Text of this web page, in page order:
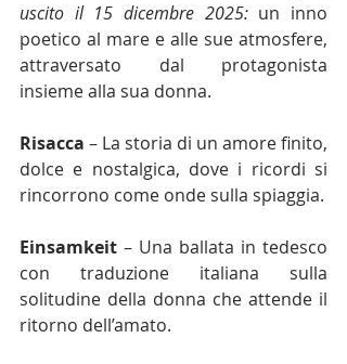
uscito il 15 dicembre 2025: un inno
poetico al mare e alle sue atmosfere,
attraversato dal protagonista
insieme alla sua donna.
Risacca – La storia di un amore finito,
dolce e nostalgica, dove i ricordi si
rincorrono come onde sulla spiaggia.
Einsamkeit – Una ballata in tedesco
con traduzione italiana sulla
solitudine della donna che attende il
ritorno dell’amato.